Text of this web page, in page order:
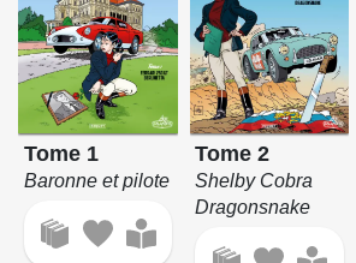
Tome 1
Baronne et pilote
Tome 2
Shelby Cobra
Dragonsnake